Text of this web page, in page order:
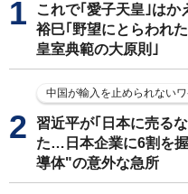
これで｢愛子天皇｣は
裕巳｢野望にとらわれ
皇室典範の大原則｣
中国が輸入を止められない
習近平が｢日本に売る
た…日本企業に6割を
導体"の意外な急所